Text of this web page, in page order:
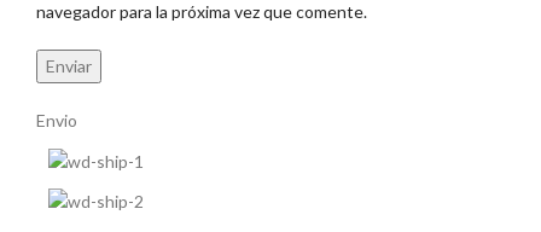
navegador para la próxima vez que comente.
Envio